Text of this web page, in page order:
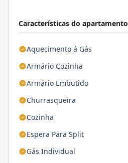
Características do apartamento
Aquecimento á Gás
Armário Cozinha
Armário Embutido
Churrasqueira
Cozinha
Espera Para Split
Gás Individual